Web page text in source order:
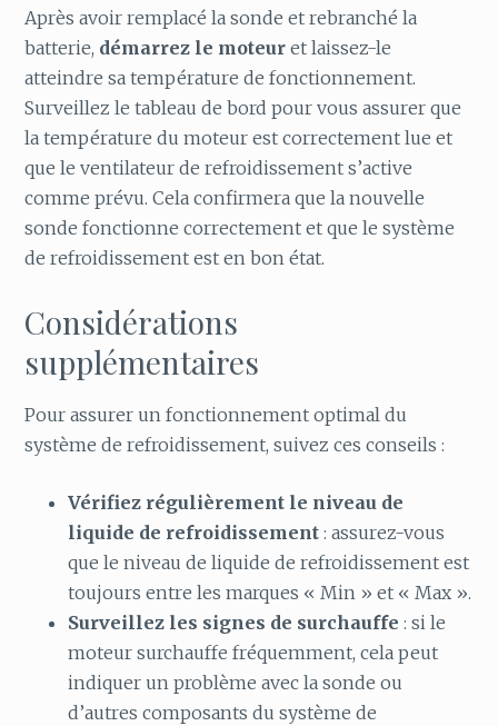
Après avoir remplacé la sonde et rebranché la
batterie, démarrez le moteur et laissez-le
atteindre sa température de fonctionnement.
Surveillez le tableau de bord pour vous assurer que
la température du moteur est correctement lue et
que le ventilateur de refroidissement s’active
comme prévu. Cela confirmera que la nouvelle
sonde fonctionne correctement et que le système
de refroidissement est en bon état.
Considérations
supplémentaires
Pour assurer un fonctionnement optimal du
système de refroidissement, suivez ces conseils :
Vérifiez régulièrement le niveau de
liquide de refroidissement: assurez-vous
que le niveau de liquide de refroidissement est
toujours entre les marques « Min » et « Max ».
Surveillez les signes de surchauffe : si le
moteur surchauffe fréquemment, cela peut
indiquer un problème avec la sonde ou
d’autres composants du système de